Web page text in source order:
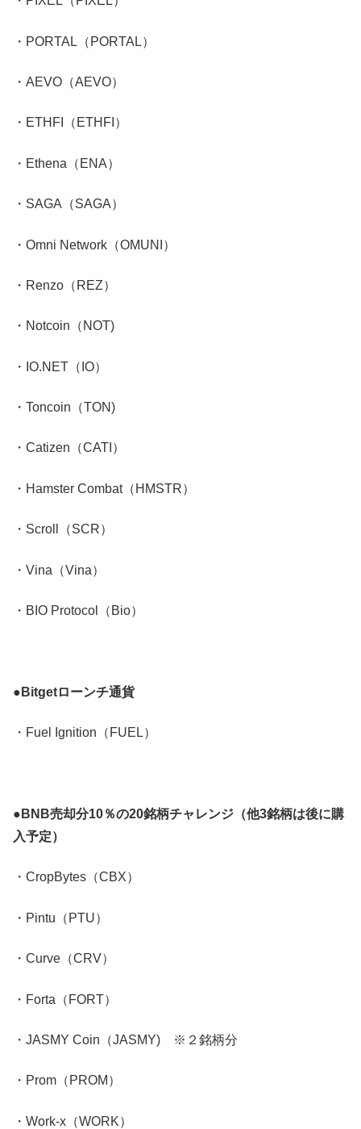
・PORTAL（PORTAL）
・AEVO（AEVO）
・ETHFI（ETHFI）
・Ethena（ENA）
・SAGA（SAGA）
・Omni Network（OMUNI）
・Renzo（REZ）
・Notcoin（NOT)
・IO.NET（IO）
・Toncoin（TON)
・Catizen（CATI）
・Hamster Combat（HMSTR）
・Scroll（SCR）
・Vina（Vina）
・BIO Protocol（Bio）
●Bitgetローンチ通貨
・Fuel Ignition（FUEL）
●BNB売却分10％の20銘柄チャレンジ（他3銘柄は後に購
入予定）
・CropBytes（CBX）
・Pintu（PTU）
・Curve（CRV）
・Forta（FORT）
・JASMY Coin（JASMY) ※２銘柄分
・Prom（PROM）
・Work-x（WORK）